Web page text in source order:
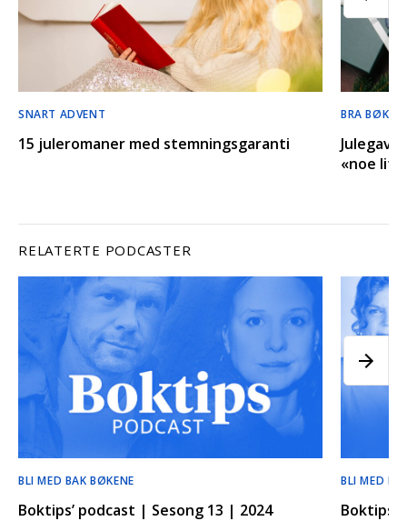
SNART ADVENT
15 juleromaner med stemningsgaranti
BRA
«noe
RELATERTE PODCASTER
BLI MED BAK BØKENE
Boktips’ podcast | Sesong 13 | 2024
BLI MED
Boktips’